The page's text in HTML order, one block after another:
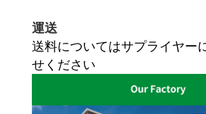
運送
送料についてはサプライヤー
せください